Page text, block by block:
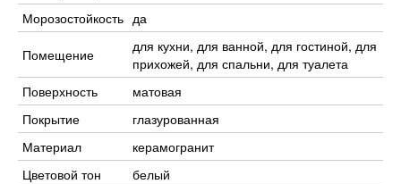
Морозостойкость да
Помещение
для кухни, для ванной, для гостиной, для
прихожей, для спальни, для туалета
Поверхность
матовая
Покрытие
глазурованная
Материал
керамогранит
Цветовой тон
белый